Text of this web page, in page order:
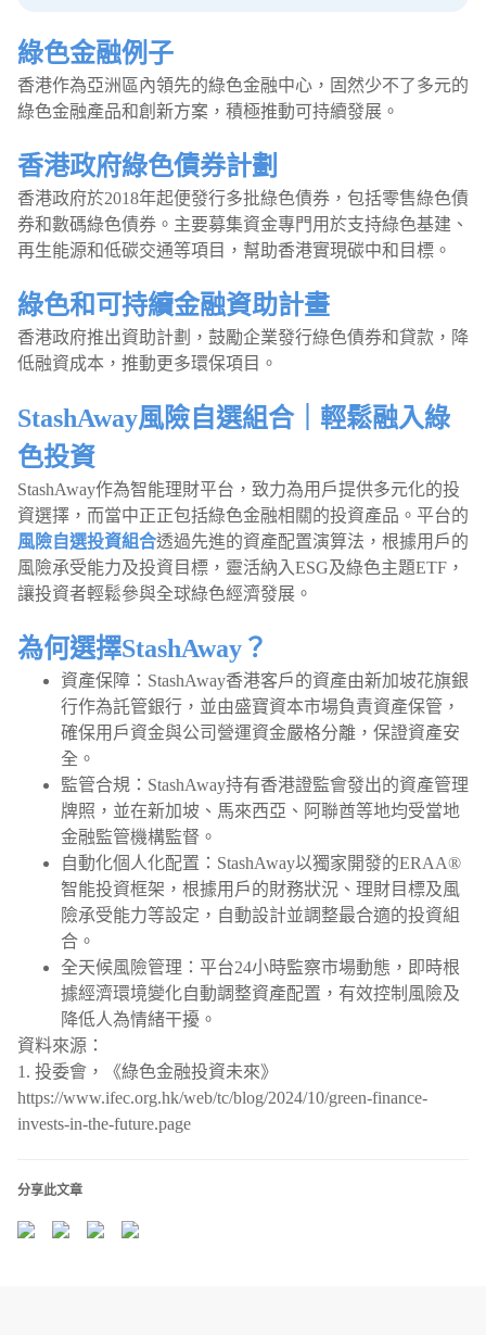
綠色金融例子
香港作為亞洲區內領先的綠色金融中心，固然少不了多元的
綠色金融產品和創新方案，積極推動可持續發展。
香港政府綠色債券計劃
香港政府於2018年起便發行多批綠色債券，包括零售綠色債
券和數碼綠色債券。主要募集資金專門用於支持綠色基建、
再生能源和低碳交通等項目，幫助香港實現碳中和目標。
綠色和可持續金融資助計畫
香港政府推出資助計劃，鼓勵企業發行綠色債券和貸款，降
低融資成本，推動更多環保項目。
StashAway風險自選組合｜輕鬆融入綠
色投資
StashAway作為智能理財平台，致力為用戶提供多元化的投
資選擇，而當中正正包括綠色金融相關的投資產品。平台的
風險自選投資組合透過先進的資產配置演算法，根據用戶的
風險承受能力及投資目標，靈活納入ESG及綠色主題ETF，
讓投資者輕鬆參與全球綠色經濟發展。
為何選擇StashAway？
資產保障：StashAway香港客戶的資產由新加坡花旗銀
行作為託管銀行，並由盛寶資本市場負責資產保管，
確保用戶資金與公司營運資金嚴格分離，保證資產安
全。
監管合規：StashAway持有香港證監會發出的資產管理
牌照，並在新加坡、馬來西亞、阿聯酋等地均受當地
金融監管機構監督。
自動化個人化配置：StashAway以獨家開發的ERAA®
智能投資框架，根據用戶的財務狀況、理財目標及風
險承受能力等設定，自動設計並調整最合適的投資組
合。
全天候風險管理：平台24小時監察市場動態，即時根
據經濟環境變化自動調整資產配置，有效控制風險及
降低人為情緒干擾。
資料來源：
1. 投委會，《綠色金融投資未來》
https://www.ifec.org.hk/web/tc/blog/2024/10/green-finance-
invests-in-the-future.page
分享此文章